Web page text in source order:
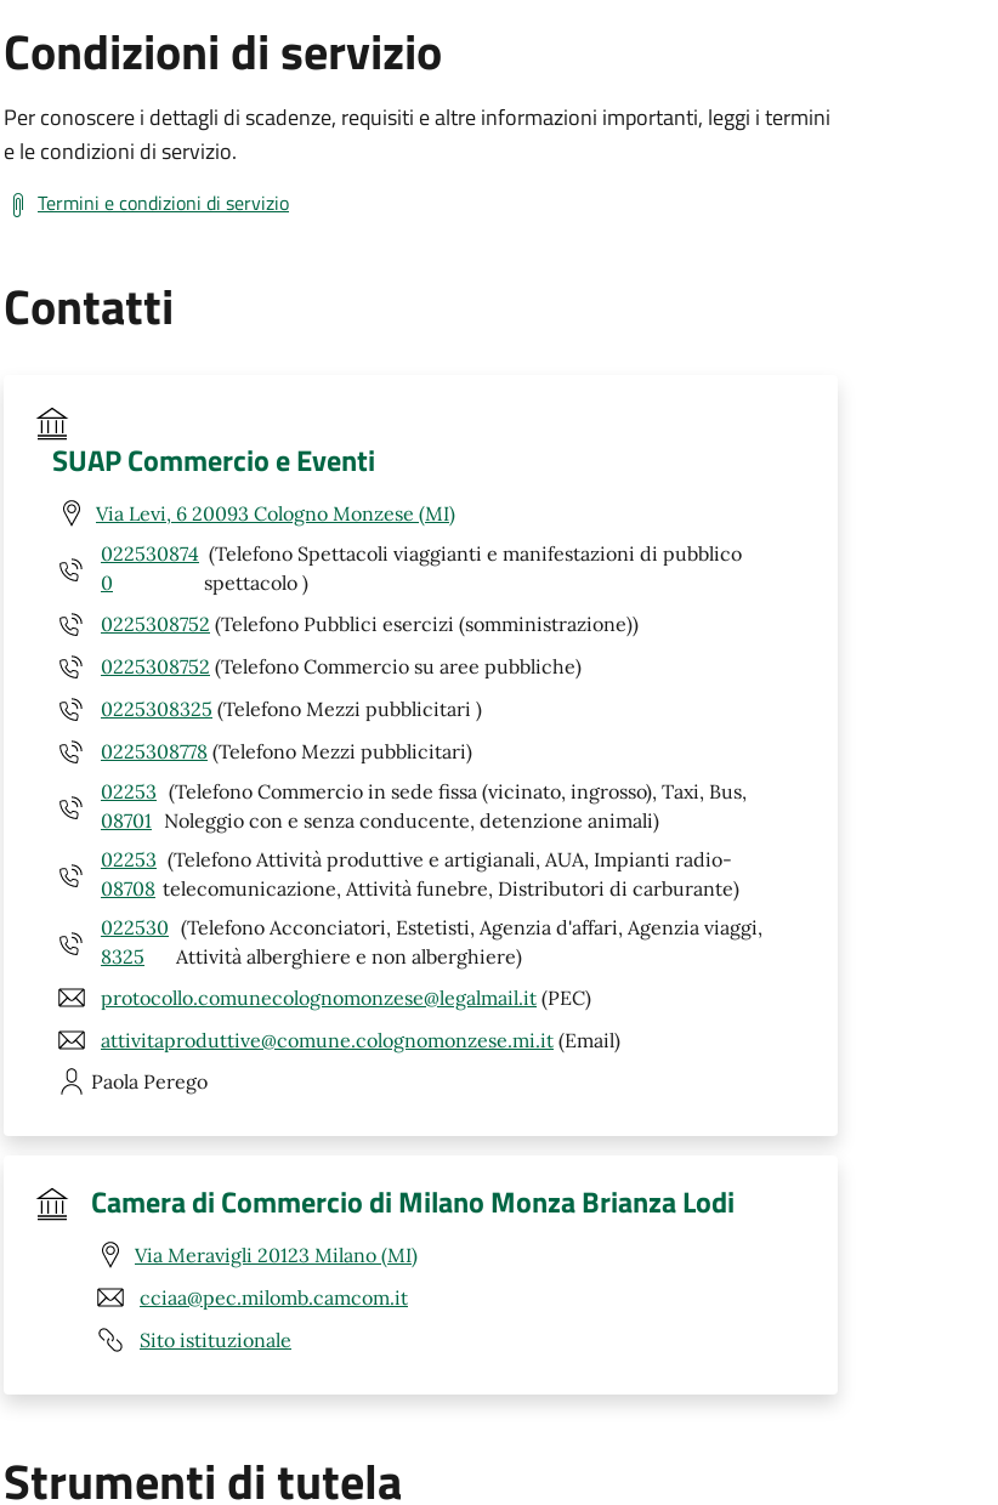
Condizioni di servizio
Per conoscere i dettagli di scadenze, requisiti e altre informazioni importanti, leggi i termini
e le condizioni di servizio.
Termini e condizioni di servizio
Contatti
SUAP Commercio e Eventi
Via Levi, 6 20093 Cologno Monzese (MI)
022530874
0
(Telefono Spettacoli viaggianti e manifestazioni di pubblico
spettacolo )
0225308752 (Telefono Pubblici esercizi (somministrazione))
0225308752 (Telefono Commercio su aree pubbliche)
0225308325 (Telefono Mezzi pubblicitari )
0225308778 (Telefono Mezzi pubblicitari)
02253
08701
(Telefono Commercio in sede fissa (vicinato, ingrosso), Taxi, Bus,
Noleggio con e senza conducente, detenzione animali)
02253
08708
(Telefono Attività produttive e artigianali, AUA, Impianti radio-
telecomunicazione, Attività funebre, Distributori di carburante)
022530
8325
(Telefono Acconciatori, Estetisti, Agenzia d'affari, Agenzia viaggi,
Attività alberghiere e non alberghiere)
protocollo.comunecolognomonzese@legalmail.it (PEC)
attivitaproduttive@comune.colognomonzese.mi.it (Email)
Paola Perego
Camera di Commercio di Milano Monza Brianza Lodi
Via Meravigli 20123 Milano (MI)
cciaa@pec.milomb.camcom.it
Sito istituzionale
Strumenti di tutela